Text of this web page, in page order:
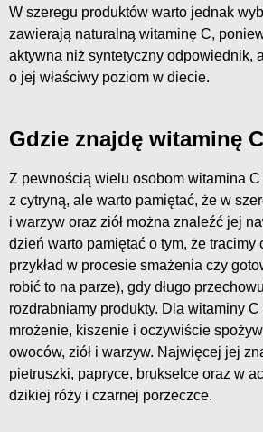
W szeregu produktów warto jednak
zawierają naturalną witaminę C,
aktywna niż syntetyczny odpowiednik,
o jej właściwy poziom w diecie.
Gdzie znajdę witaminę
Z pewnością wielu osobom witamina
z cytryną, ale warto pamiętać, że w
i warzyw oraz ziół można znaleźć jej
dzień warto pamiętać o tym, że tracimy
przykład w procesie smażenia czy
robić to na parze), gdy długo
rozdrabniamy produkty. Dla witaminy
mrożenie, kiszenie i oczywiście
owoców, ziół i warzyw. Najwięcej jej
pietruszki, papryce, brukselce oraz w
dzikiej róży i czarnej porzeczce.